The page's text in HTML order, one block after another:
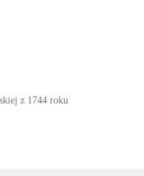
z 1744 roku